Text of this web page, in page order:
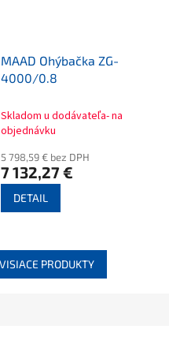
MAAD Ohýbačka ZG-
4000/0.8
Skladom u dodávateľa- na
objednávku
5 798,59 € bez DPH
7 132,27 €
DETAIL
PRODUKTY